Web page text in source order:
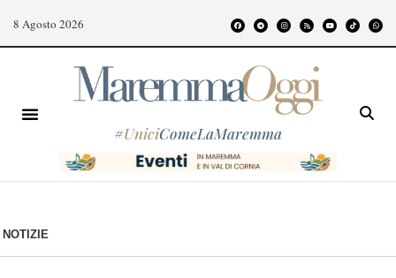
8 Agosto 2026
#UniciComeLaMaremma
NOTIZIE